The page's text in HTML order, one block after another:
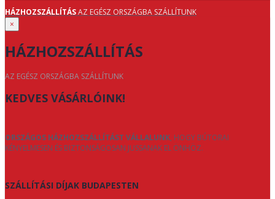
HÁZHOZSZÁLLÍTÁSAZ EGÉSZ ORSZÁGBA SZÁLLÍTUNK
×
HÁZHOZSZÁLLÍTÁS
AZ EGÉSZ ORSZÁGBA SZÁLLÍTUNK
KEDVES VÁSÁRLÓINK!
ORSZÁGOS HÁZHOZSZÁLLÍTÁST VÁLLALUNK, HOGY BÚTORAI
KÉNYELMESEN ÉS BIZTONSÁGOSAN JUSSANAK EL ÖNHÖZ.
SZÁLLÍTÁSI DÍJAK BUDAPESTEN